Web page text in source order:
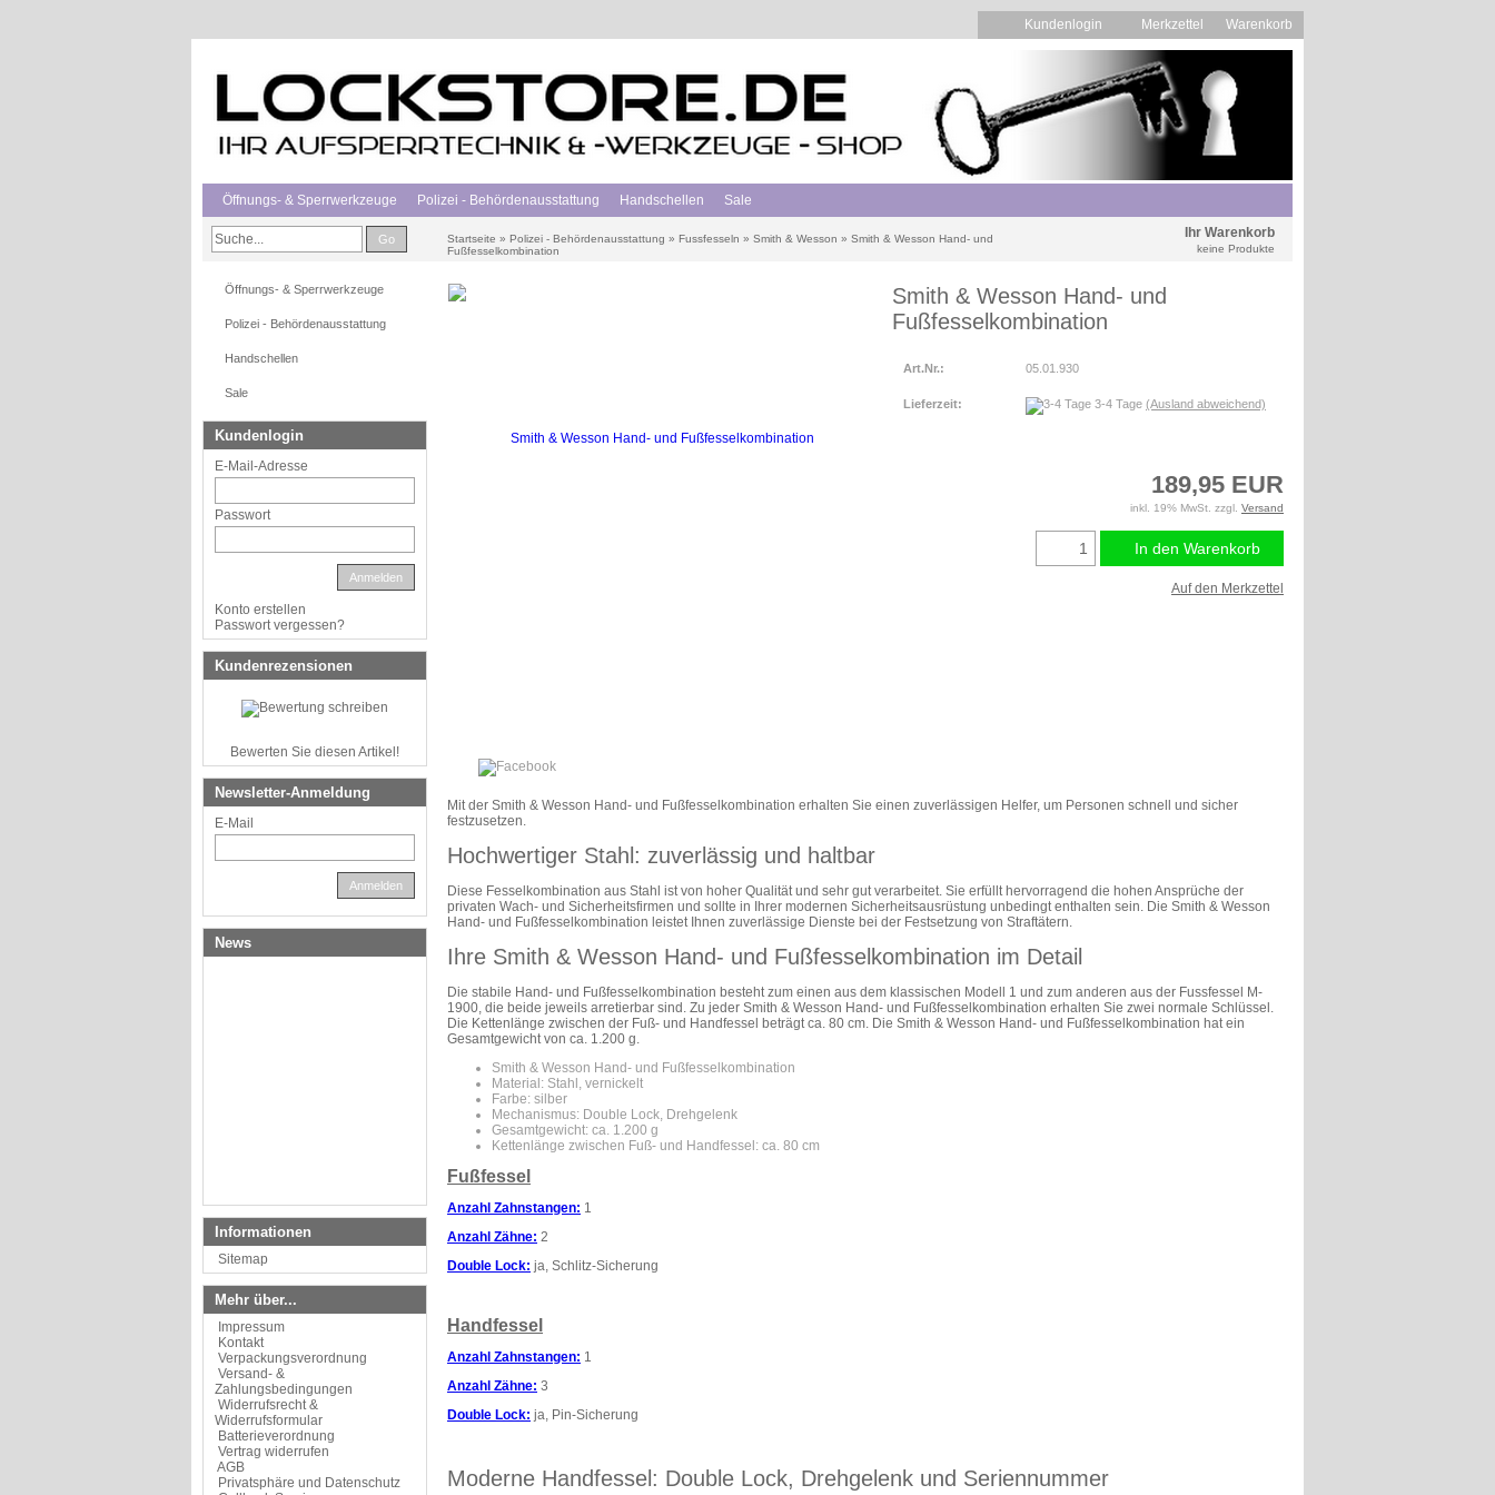
Kundenlogin Merkzettel Warenkorb
Öffnungs- & Sperrwerkzeuge Polizei - Behördenausstattung Handschellen Sale
Go Startseite » Polizei - Behördenausstattung » Fussfesseln » Smith & Wesson » Smith & Wesson Hand- und
Fußfesselkombination
Ihr Warenkorb
keine Produkte
Smith & Wesson Hand- und
Fußfesselkombination
Art.Nr.: 05.01.930
Lieferzeit: 3-4 Tage (Ausland abweichend)
189,95 EUR
inkl. 19% MwSt. zzgl. Versand
In den Warenkorb
Auf den Merkzettel
Mit der Smith & Wesson Hand- und Fußfesselkombination erhalten Sie einen zuverlässigen Helfer, um Personen schnell und sicher
festzusetzen.
Hochwertiger Stahl: zuverlässig und haltbar
Diese Fesselkombination aus Stahl ist von hoher Qualität und sehr gut verarbeitet. Sie erfüllt hervorragend die hohen Ansprüche der
privaten Wach- und Sicherheitsfirmen und sollte in Ihrer modernen Sicherheitsausrüstung unbedingt enthalten sein. Die Smith & Wesson
Hand- und Fußfesselkombination leistet Ihnen zuverlässige Dienste bei der Festsetzung von Straftätern.
Ihre Smith & Wesson Hand- und Fußfesselkombination im Detail
Die stabile Hand- und Fußfesselkombination besteht zum einen aus dem klassischen Modell 1 und zum anderen aus der Fussfessel M-
1900, die beide jeweils arretierbar sind. Zu jeder Smith & Wesson Hand- und Fußfesselkombination erhalten Sie zwei normale Schlüssel.
Die Kettenlänge zwischen der Fuß- und Handfessel beträgt ca. 80 cm. Die Smith & Wesson Hand- und Fußfesselkombination hat ein
Gesamtgewicht von ca. 1.200 g.
Smith & Wesson Hand- und Fußfesselkombination
Material: Stahl, vernickelt
Farbe: silber
Mechanismus: Double Lock, Drehgelenk
Gesamtgewicht: ca. 1.200 g
Kettenlänge zwischen Fuß- und Handfessel: ca. 80 cm
Fußfessel
Anzahl Zahnstangen: 1
Anzahl Zähne: 2
Double Lock: ja, Schlitz-Sicherung
Handfessel
Anzahl Zahnstangen: 1
Anzahl Zähne: 3
Double Lock: ja, Pin-Sicherung
Moderne Handfessel: Double Lock, Drehgelenk und Seriennummer
Öffnungs- & Sperrwerkzeuge
Polizei - Behördenausstattung
Handschellen
Sale
Kundenlogin
E-Mail-Adresse
Passwort
Anmelden
Konto erstellen
Passwort vergessen?
Kundenrezensionen
Bewerten Sie diesen Artikel!
Newsletter-Anmeldung
E-Mail
Anmelden
News
Informationen
Sitemap
Mehr über...
Impressum
Kontakt
Verpackungsverordnung
Versand- &
Zahlungsbedingungen
Widerrufsrecht &
Widerrufsformular
Batterieverordnung
Vertrag widerrufen
AGB
Privatsphäre und Datenschutz